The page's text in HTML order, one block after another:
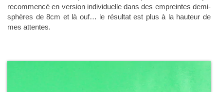
recommencé en version individuelle dans des empreintes demi-
sphères de 8cm et là ouf… le résultat est plus à la hauteur de
mes attentes.